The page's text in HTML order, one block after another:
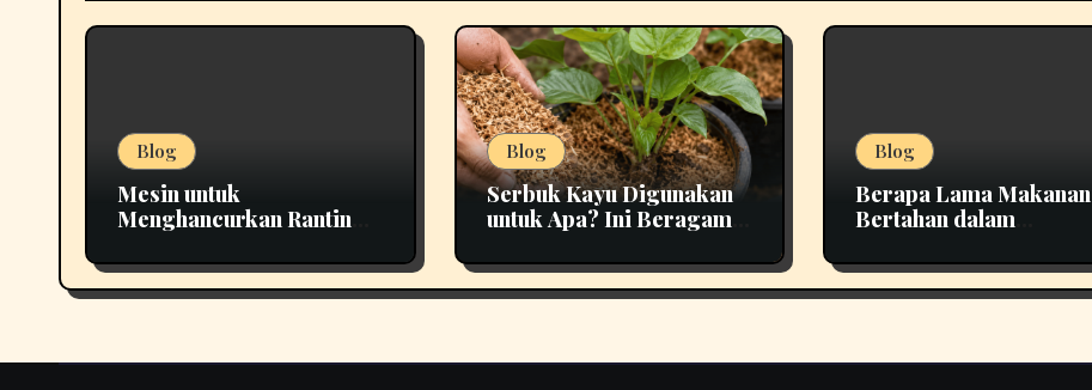
Blog
Mesin untuk
Menghancurkan Ranting
Berbagai Kebutuhan
Blog
Serbuk Kayu Digunakan
untuk Apa? Ini Beragam
Blog
Berapa Lama Makanan
Bertahan dalam